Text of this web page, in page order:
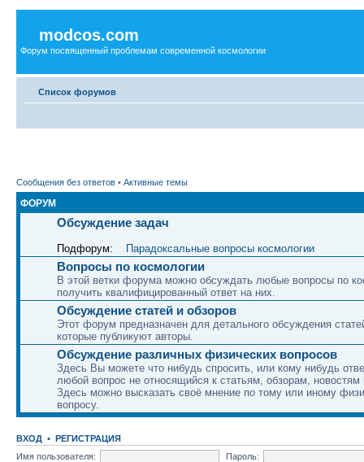
modcos.com
Форум посвященный проблемам современной космологии
Список форумов
Сообщения без ответов • Активные темы
ФОРУМ
Обсуждение задач
Подфорум: Парадоксальные вопросы космологии
Вопросы по космологии
В этой ветки форума можно обсуждать любые вопросы по
получить квалифицированный ответ на них.
Обсуждение статей и обзоров
Этот форум предназначен для детального обсуждения
которые публикуют авторы.
Обсуждение различных физических вопросов
Здесь Вы можете что нибудь спросить, или кому нибудь
любой вопрос не относящийся к статьям, обзорам, новостям
Здесь можно высказать своё мнение по тому или иному
вопросу.
ВХОД • РЕГИСТРАЦИЯ
Имя пользователя:
Пароль: